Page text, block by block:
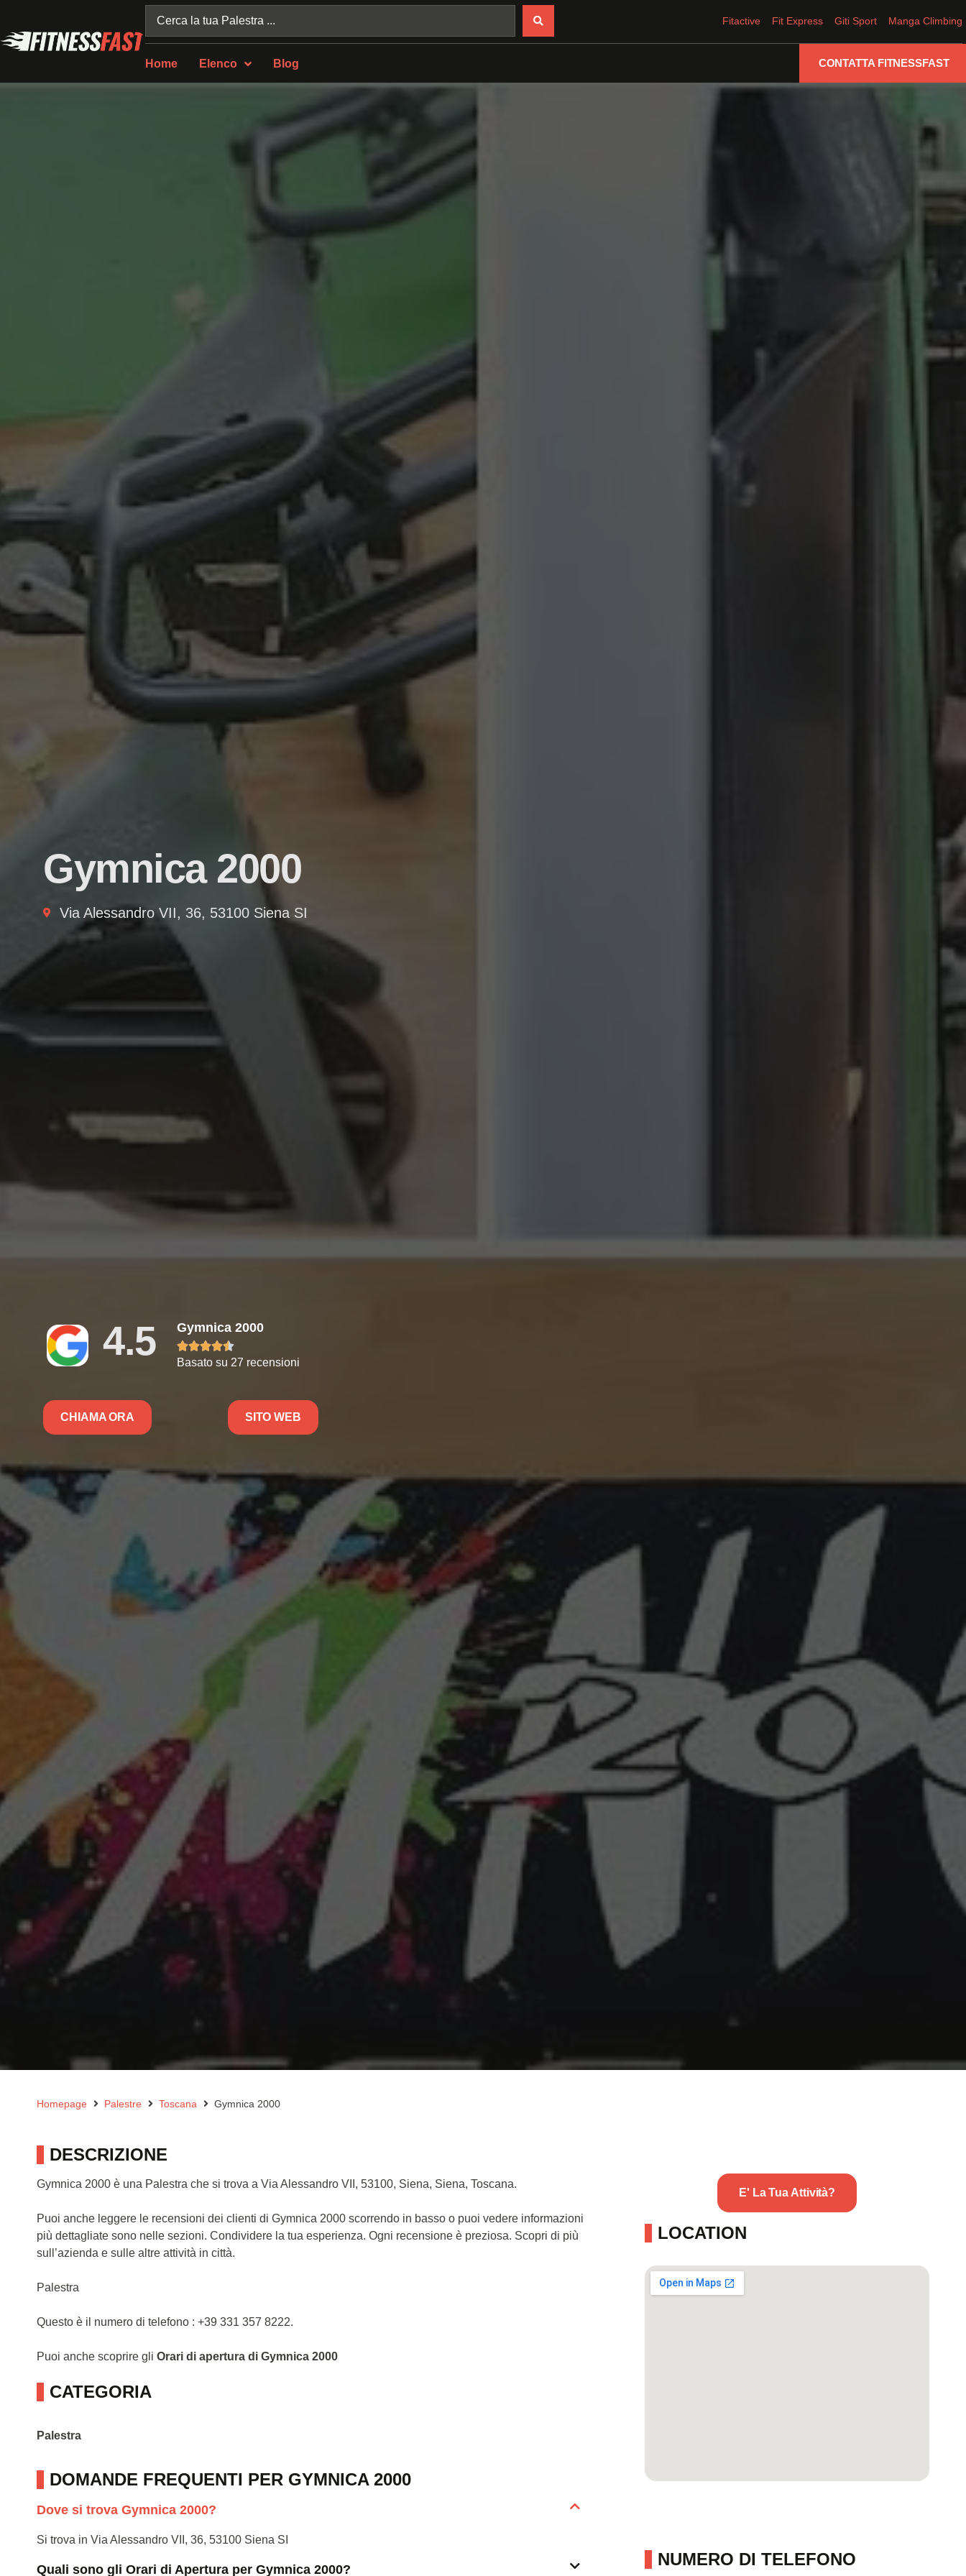
Fitactive Fit Express Giti Sport Manga Climbing
Home Elenco Blog CONTATTA FITNESSFAST
Gymnica 2000
Via Alessandro VII, 36, 53100 Siena SI
4.5 Gymnica 2000

Basato su 27 recensioni
CHIAMA ORA SITO WEB
Homepage Palestre Toscana Gymnica 2000
DESCRIZIONE
Gymnica 2000 è una Palestra che si trova a Via Alessandro VII, 53100, Siena, Siena, Toscana.
Puoi anche leggere le recensioni dei clienti di Gymnica 2000 scorrendo in basso o puoi vedere informazioni
più dettagliate sono nelle sezioni. Condividere la tua esperienza. Ogni recensione è preziosa. Scopri di più
sull’azienda e sulle altre attività in città.
Palestra
Questo è il numero di telefono : +39 331 357 8222.
Puoi anche scoprire gli Orari di apertura di Gymnica 2000
CATEGORIA
Palestra
DOMANDE FREQUENTI PER GYMNICA 2000
Dove si trova Gymnica 2000?
Si trova in Via Alessandro VII, 36, 53100 Siena SI
Quali sono gli Orari di Apertura per Gymnica 2000?
E' La Tua Attività?
LOCATION
NUMERO DI TELEFONO